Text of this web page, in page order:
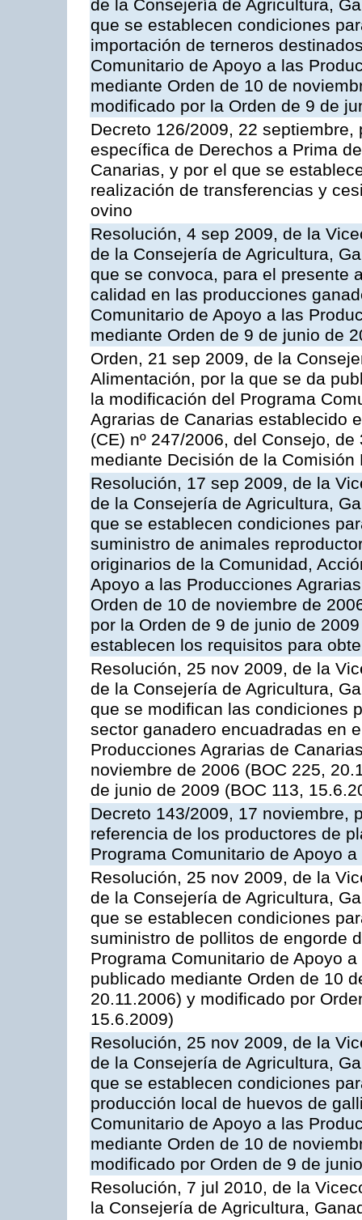
de la Consejería de Agricultura,
que se establecen condiciones
importación de terneros
Comunitario de Apoyo a las
mediante Orden de 10 de
modificado por la Orden de 9 de
Decreto 126/2009, 22
específica de Derechos a Prima
Canarias, y por el que se
realización de transferencias y
ovino
Resolución, 4 sep 2009, de la
de la Consejería de Agricultura,
que se convoca, para el presente
calidad en las producciones
Comunitario de Apoyo a las
mediante Orden de 9 de junio de
Orden, 21 sep 2009, de la
Alimentación, por la que se da
la modificación del Programa
Agrarias de Canarias establecido
(CE) nº 247/2006, del Consejo,
mediante Decisión de la
Resolución, 17 sep 2009, de la
de la Consejería de Agricultura,
que se establecen condiciones
suministro de animales
originarios de la Comunidad,
Apoyo a las Producciones
Orden de 10 de noviembre de
por la Orden de 9 de junio de
establecen los requisitos para
Resolución, 25 nov 2009, de la
de la Consejería de Agricultura,
que se modifican las condiciones
sector ganadero encuadradas en
Producciones Agrarias de
noviembre de 2006 (BOC 225,
de junio de 2009 (BOC 113,
Decreto 143/2009, 17 noviembre,
referencia de los productores de
Programa Comunitario de Apoyo
Resolución, 25 nov 2009, de la
de la Consejería de Agricultura,
que se establecen condiciones
suministro de pollitos de engorde
Programa Comunitario de Apoyo
publicado mediante Orden de 10
20.11.2006) y modificado por
15.6.2009)
Resolución, 25 nov 2009, de la
de la Consejería de Agricultura,
que se establecen condiciones
producción local de huevos de
Comunitario de Apoyo a las
mediante Orden de 10 de
modificado por Orden de 9 de
Resolución, 7 jul 2010, de la
la Consejería de Agricultura,